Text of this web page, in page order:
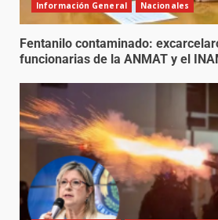
Información General Nacionales
Fentanilo contaminado:
funcionarias de la ANMAT y el